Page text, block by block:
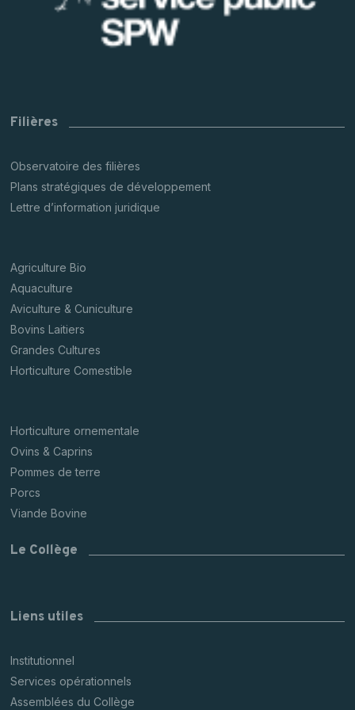
Filières
Observatoire des filières
Plans stratégiques de développement
Lettre d’information juridique
Agriculture Bio
Aquaculture
Aviculture & Cuniculture
Bovins Laitiers
Grandes Cultures
Horticulture Comestible
Horticulture ornementale
Ovins & Caprins
Pommes de terre
Porcs
Viande Bovine
Le Collège
Liens utiles
Institutionnel
Services opérationnels
Assemblées du Collège